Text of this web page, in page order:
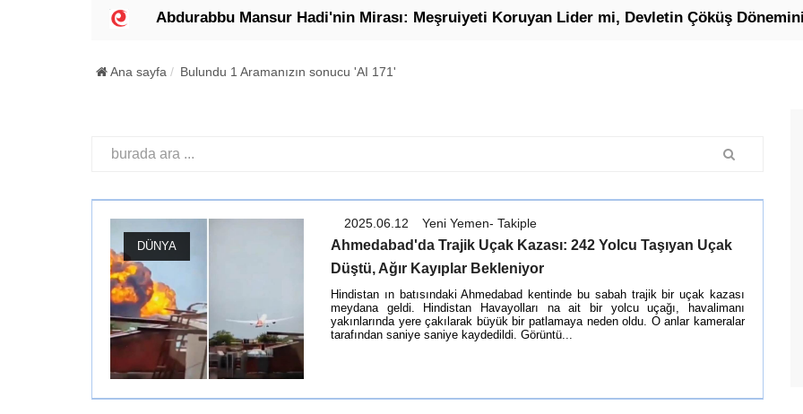
Abdurabbu Mansur Hadi'nin Mirası: Meşruiyeti Koruyan Lider mi, Devletin Çöküş Döneminin
Ana sayfa Bulundu 1 Aramanızın sonucu 'AI 171'
DÜNYA
Yeni Yemen- Takiple
2025.06.12
Ahmedabad'da Trajik Uçak Kazası: 242 Yolcu Taşıyan Uçak
Düştü, Ağır Kayıplar Bekleniyor
Hindistan ın batısındaki Ahmedabad kentinde bu sabah trajik bir uçak kazası
meydana geldi. Hindistan Havayolları na ait bir yolcu uçağı, havalimanı
yakınlarında yere çakılarak büyük bir patlamaya neden oldu. O anlar kameralar
tarafından saniye saniye kaydedildi. Görüntü...